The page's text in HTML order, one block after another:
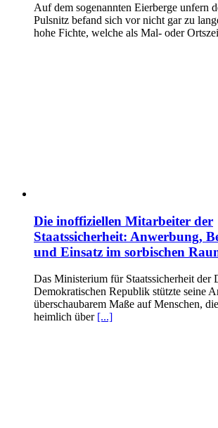
Auf dem sogenannten Eierberge unfern
Pulsnitz befand sich vor nicht gar zu
hohe Fichte, welche als Mal- oder
Die inoffiziellen Mitarbeiter der
Staatssicherheit: Anwerbung,
und Einsatz im sorbischen
Das Ministerium für Staatssicherheit der
Demokratischen Republik stützte seine
überschaubarem Maße auf Menschen,
heimlich über [...]